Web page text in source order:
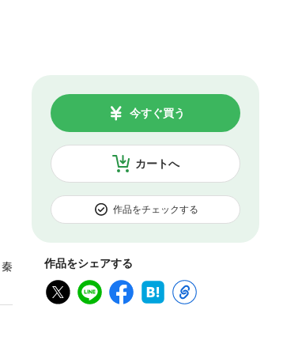
カートへ
今すぐ買う
作品をチェックする
作品をシェアする